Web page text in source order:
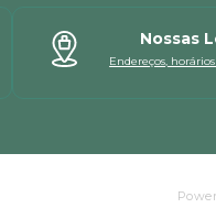
Nossas
Endereços,